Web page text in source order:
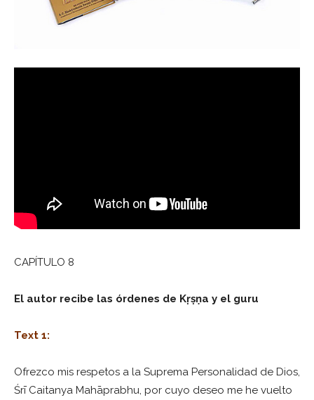
CAPÍTULO 8
El autor recibe las órdenes de Kṛṣṇa y el guru
Text 1:
Ofrezco mis respetos a la Suprema Personalidad de Dios,
Śrī Caitanya Mahāprabhu, por cuyo deseo me he vuelto